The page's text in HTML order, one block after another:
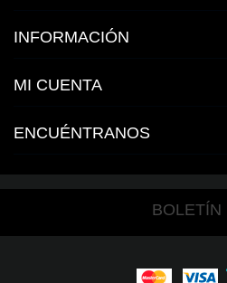
INFORMACIÓN
MI CUENTA
ENCUÉNTRANOS
BOLETÍN